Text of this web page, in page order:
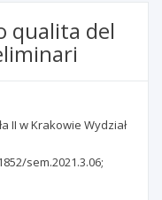
qualita del
II w Krakowie Wydział
sem.2021.3.06;